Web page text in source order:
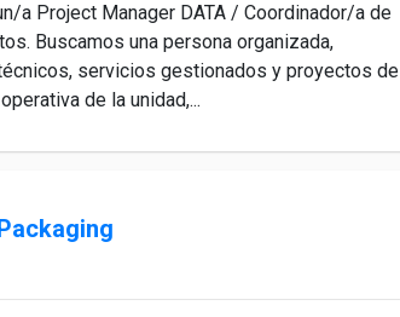
a Project Manager DATA / Coordinador/a de
Buscamos una persona organizada,
servicios gestionados y proyectos de
de la unidad,...